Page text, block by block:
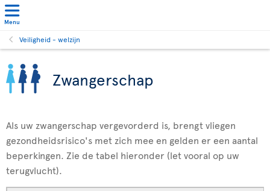
Menu
Veiligheid - welzijn
Zwangerschap
Als uw zwangerschap vergevorderd is, brengt vliegen
gezondheidsrisico's met zich mee en gelden er een aantal
beperkingen. Zie de tabel hieronder (let vooral op uw
terugvlucht).